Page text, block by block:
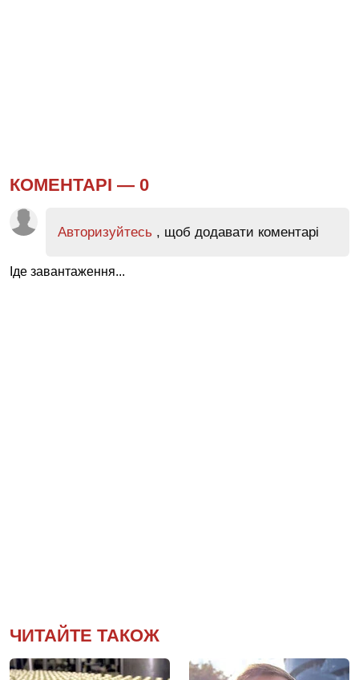
КОМЕНТАРІ — 0
Авторизуйтесь , щоб додавати коментарі
Іде завантаження...
ЧИТАЙТЕ ТАКОЖ